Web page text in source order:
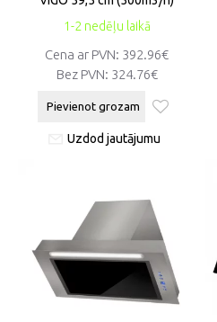
1-2 nedēļu laikā
Cena ar PVN: 392.96€
Bez PVN: 324.76€
Pievienot grozam
Uzdod jautājumu